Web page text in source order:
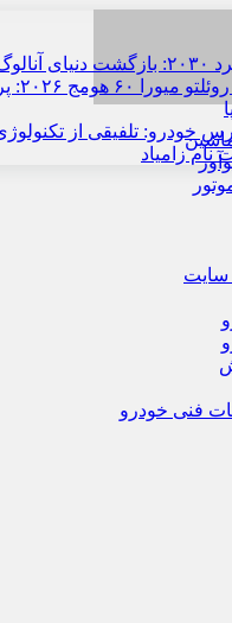
سایت
فنی خودرو
پرچم‌دار هیبریدی
خودرو: تلفیقی از
زامیاد